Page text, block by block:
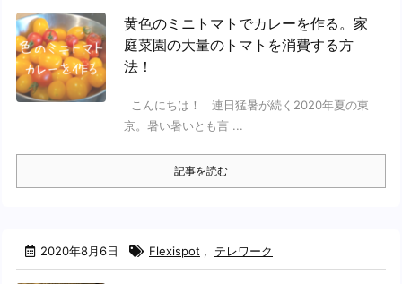
黄色のミニトマトでカレーを作る。家
庭菜園の大量のトマトを消費する方
法！
こんにちは！ 連日猛暑が続く2020年夏の東
京。暑い暑いとも言 ...
記事を読む
2020年8月6日 Flexispot , テレワーク